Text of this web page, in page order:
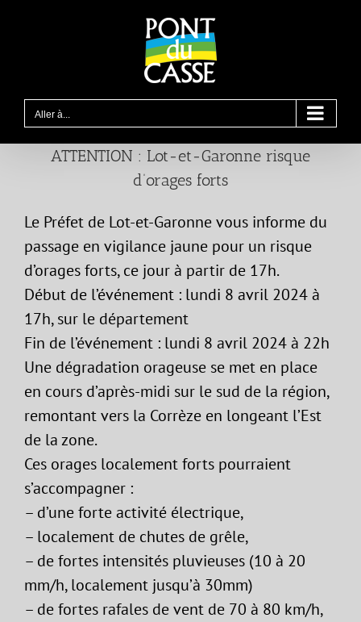
Aller à...
ATTENTION : Lot-et-Garonne risque
d’orages forts
Le Préfet de Lot-et-Garonne vous informe du
passage en vigilance jaune pour un risque
d’orages forts, ce jour à partir de 17h.
Début de l’événement : lundi 8 avril 2024 à
17h, sur le département
Fin de l’événement : lundi 8 avril 2024 à 22h
Une dégradation orageuse se met en place
en cours d’après-midi sur le sud de la région,
remontant vers la Corrèze en longeant l’Est
de la zone.
Ces orages localement forts pourraient
s’accompagner :
– d’une forte activité électrique,
– localement de chutes de grêle,
– de fortes intensités pluvieuses (10 à 20
mm/h, localement jusqu’à 30mm)
– de fortes rafales de vent de 70 à 80 km/h,